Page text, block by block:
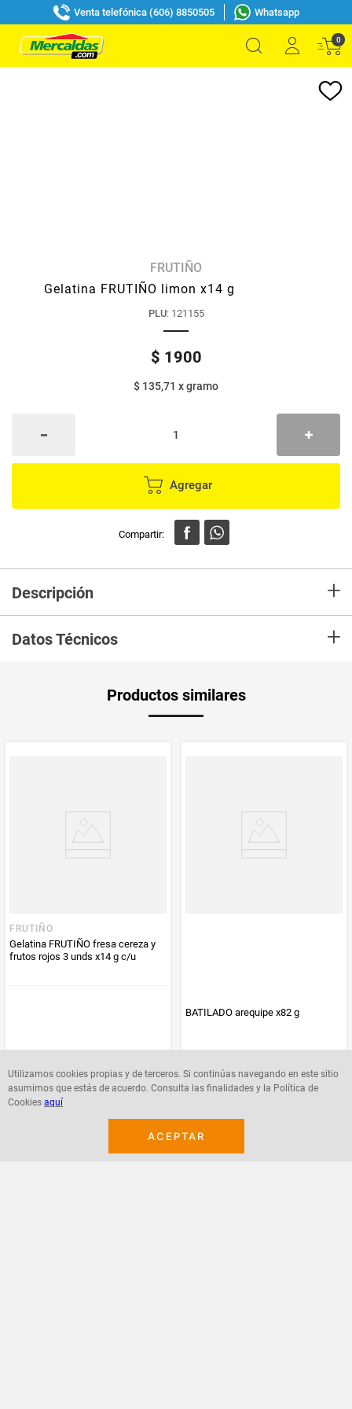
Venta telefónica (606) 8850505 Whatsapp
0
Utilizamos cookies propias y de terceros. Si continúas navegando en este sitio
asumimos que estás de acuerdo. Consulta las finalidades y la Política de
Cookies aquí
ACEPTAR
FRUTIÑO
Gelatina FRUTIÑO limon x14 g
PLU: 121155
$ 1900
$ 135,71 xgramo
Agregar
Descripción +
diferentes sabores, te brinda economía, rendimiento, una gran variedad de
sabores a fruta, no tiene conservantes y viene con vitaminas.
Datos Técnicos +
Productos similares
FRUTIÑO
Gelatina FRUTIÑO fresa cereza y
frutos rojos 3 unds x14 g c/u
$5300
BATILADO arequipe x82 g
$5600